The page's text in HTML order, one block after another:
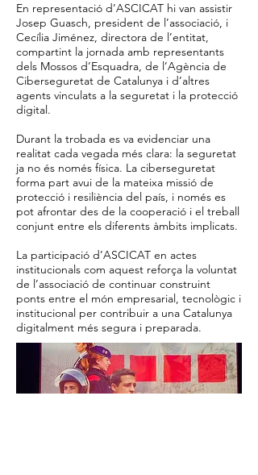
En representació d’ASCICAT hi van assistir
Josep Guasch, president de l’associació, i
Cecília Jiménez, directora de l’entitat,
compartint la jornada amb representants
dels Mossos d’Esquadra, de l’Agència de
Ciberseguretat de Catalunya i d’altres
agents vinculats a la seguretat i la protecció
digital.
Durant la trobada es va evidenciar una
realitat cada vegada més clara: la seguretat
ja no és només física. La ciberseguretat
forma part avui de la mateixa missió de
protecció i resiliència del país, i només es
pot afrontar des de la cooperació i el treball
conjunt entre els diferents àmbits implicats.
La participació d’ASCICAT en actes
institucionals com aquest reforça la voluntat
de l’associació de continuar construint
ponts entre el món empresarial, tecnològic i
institucional per contribuir a una Catalunya
digitalment més segura i preparada.